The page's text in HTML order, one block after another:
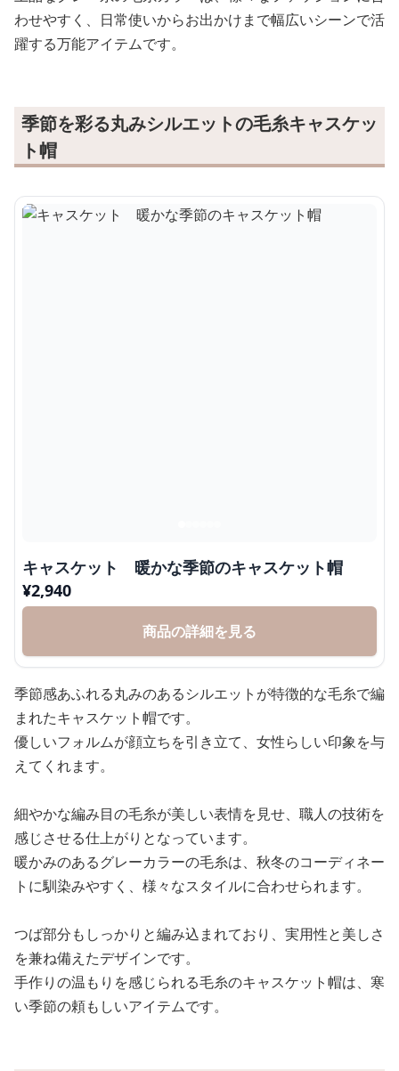
わせやすく、日常使いからお出かけまで幅広いシーンで活
躍する万能アイテムです。
季節を彩る丸みシルエットの毛糸キャスケッ
ト帽
キャスケット 暖かな季節のキャスケット帽
¥2,940
商品の詳細を見る
季節感あふれる丸みのあるシルエットが特徴的な毛糸で編
まれたキャスケット帽です。
優しいフォルムが顔立ちを引き立て、女性らしい印象を与
えてくれます。
細やかな編み目の毛糸が美しい表情を見せ、職人の技術を
感じさせる仕上がりとなっています。
暖かみのあるグレーカラーの毛糸は、秋冬のコーディネー
トに馴染みやすく、様々なスタイルに合わせられます。
つば部分もしっかりと編み込まれており、実用性と美しさ
を兼ね備えたデザインです。
手作りの温もりを感じられる毛糸のキャスケット帽は、寒
い季節の頼もしいアイテムです。